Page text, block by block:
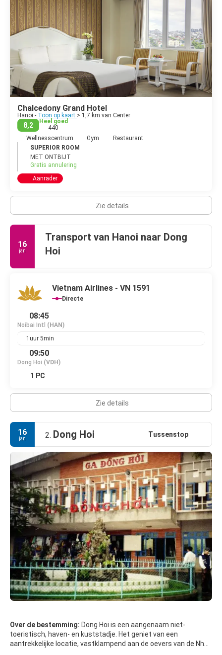
Chalcedony Grand Hotel
Hanoi - Toon op kaart > 1,7 km van Center
8,2
Heel goed
440
Wellnesscentrum
Gym
Restaurant
SUPERIOR ROOM
MET ONTBIJT
Gratis annulering
Aanrader
Zie details
16
jan
Transport van Hanoi naar Dong
Hoi
Vietnam Airlines - VN 1591
Directe
08:45
Noibai Intl (HAN)
1uur 5min
09:50
Dong Hoi (VDH)
1 PC
Zie details
16
jan 2. Dong Hoi Tussenstop
Over de bestemming: Dong Hoi is een aangenaam niet-
toeristisch, haven- en kuststadje. Het geniet van een
aantrekkelijke locatie, vastklampend aan de oevers van de Nhat